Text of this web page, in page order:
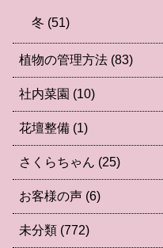
冬 (51)
植物の管理方法 (83)
社内菜園 (10)
花壇整備 (1)
さくらちゃん (25)
お客様の声 (6)
未分類 (772)